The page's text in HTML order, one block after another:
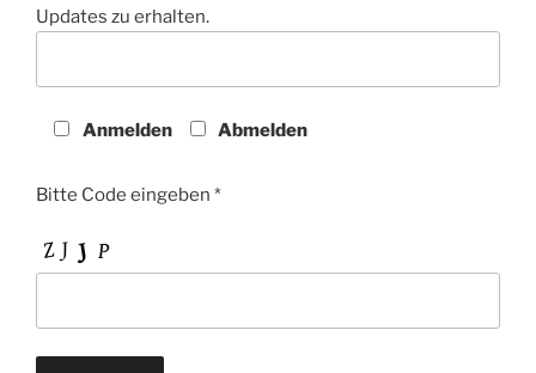
Updates zu erhalten.
Anmelden Abmelden
Bitte Code eingeben *